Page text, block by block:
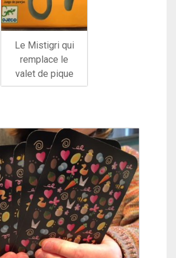
Le Mistigri qui
remplace le
valet de pique